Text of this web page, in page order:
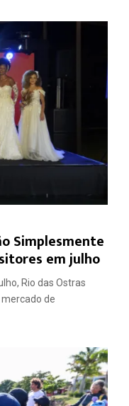
Simplesmente
em julho
Rio das Ostras
de